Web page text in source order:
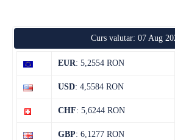
29°C
Joi
14 august
Curs valutar: 07 Aug
EUR: 5,2554 RON
USD: 4,5584 RON
CHF: 5,6244 RON
GBP: 6,1277 RON